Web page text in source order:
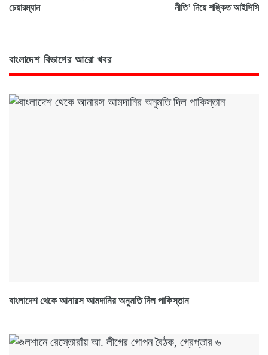
চেয়ারম্যান
নীতি’ নিয়ে শঙ্কিত আইসিসি
বাংলাদেশ বিভাগের আরো খবর
বাংলাদেশ থেকে আনারস আমদানির অনুমতি দিল পাকিস্তান